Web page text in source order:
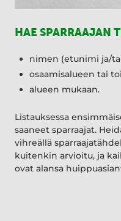
HAE SPARRAAJAN
nimen (etunimi ja/
osaamisalueen tai
alueen mukaan.
Listauksessa
saaneet sparraajat.
vihreällä
kuitenkin arvioitu, ja
ovat alansa